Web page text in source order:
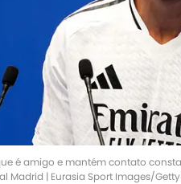
é amigo e mantém contato
Madrid | Eurasia Sport Images/